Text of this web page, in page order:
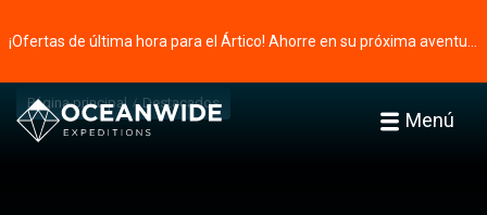
Menú
Página principal Destacados